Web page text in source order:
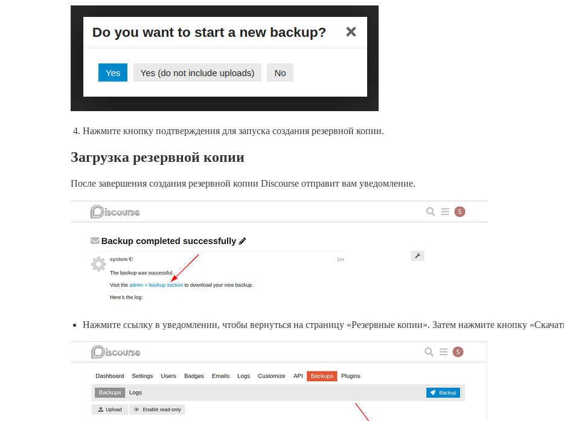
Нажмите кнопку подтверждения для запуска создания резервной копии.
Загрузка резервной копии
После завершения создания резервной копии Discourse отправит вам уведомление.
Нажмите ссылку в уведомлении, чтобы вернуться на страницу «Резервные копии». Затем нажмите кнопку